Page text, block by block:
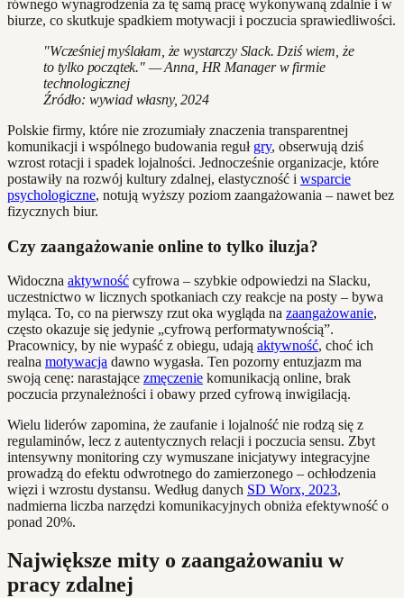
równego wynagrodzenia za tę samą pracę wykonywaną zdalnie i w
biurze, co skutkuje spadkiem motywacji i poczucia sprawiedliwości.
"Wcześniej myślałam, że wystarczy Slack. Dziś wiem, że
to tylko początek." — Anna, HR Manager w firmie
technologicznej
Źródło: wywiad własny, 2024
Polskie firmy, które nie zrozumiały znaczenia transparentnej
komunikacji i wspólnego budowania reguł gry, obserwują dziś
wzrost rotacji i spadek lojalności. Jednocześnie organizacje, które
postawiły na rozwój kultury zdalnej, elastyczność i wsparcie
psychologiczne, notują wyższy poziom zaangażowania – nawet bez
fizycznych biur.
Czy zaangażowanie online to tylko iluzja?
Widoczna aktywność cyfrowa – szybkie odpowiedzi na Slacku,
uczestnictwo w licznych spotkaniach czy reakcje na posty – bywa
myląca. To, co na pierwszy rzut oka wygląda na zaangażowanie,
często okazuje się jedynie „cyfrową performatywnością”.
Pracownicy, by nie wypaść z obiegu, udają aktywność, choć ich
realna motywacja dawno wygasła. Ten pozorny entuzjazm ma
swoją cenę: narastające zmęczenie komunikacją online, brak
poczucia przynależności i obawy przed cyfrową inwigilacją.
Wielu liderów zapomina, że zaufanie i lojalność nie rodzą się z
regulaminów, lecz z autentycznych relacji i poczucia sensu. Zbyt
intensywny monitoring czy wymuszane inicjatywy integracyjne
prowadzą do efektu odwrotnego do zamierzonego – ochłodzenia
więzi i wzrostu dystansu. Według danych SD Worx, 2023,
nadmierna liczba narzędzi komunikacyjnych obniża efektywność o
ponad 20%.
Największe mity o zaangażowaniu w
pracy zdalnej